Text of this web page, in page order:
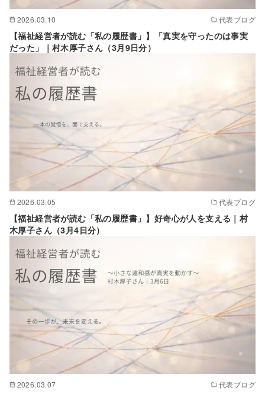
2026.03.10 代表ブログ
【福祉経営者が読む「私の履歴書」】「真実を守ったのは事実
だった」｜村木厚子さん（3月9日分）
2026.03.05 代表ブログ
【福祉経営者が読む「私の履歴書」】好奇心が人を支える｜村
木厚子さん（3月4日分）
2026.03.07 代表ブログ